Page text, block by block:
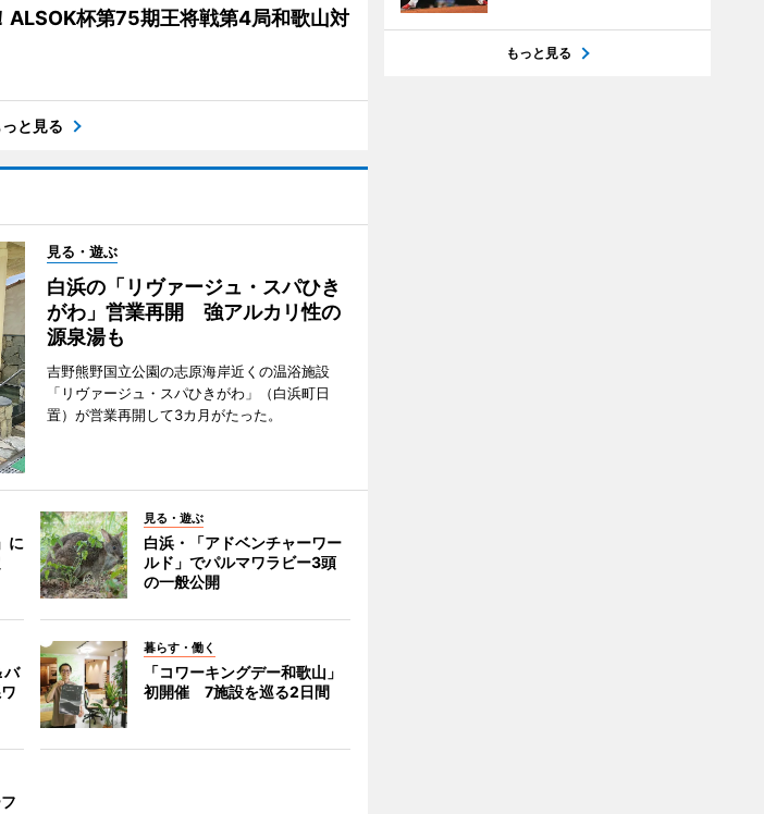
ALSOK杯第75期王将戦第4局和歌山対
っと見る
見る・遊ぶ
白浜の「リヴァージュ・スパひき
がわ」営業再開 強アルカリ性の
源泉湯も
吉野熊野国立公園の志原海岸近くの温浴施設
「リヴァージュ・スパひきがわ」（白浜町日
置）が営業再開して3カ月がたった。
に
見る・遊ぶ
白浜・「アドベンチャーワー
ルド」でパルマワラビー3頭
の一般公開
バ
暮らす・働く
「コワーキングデー和歌山」
初開催 7施設を巡る2日間
もっと見る